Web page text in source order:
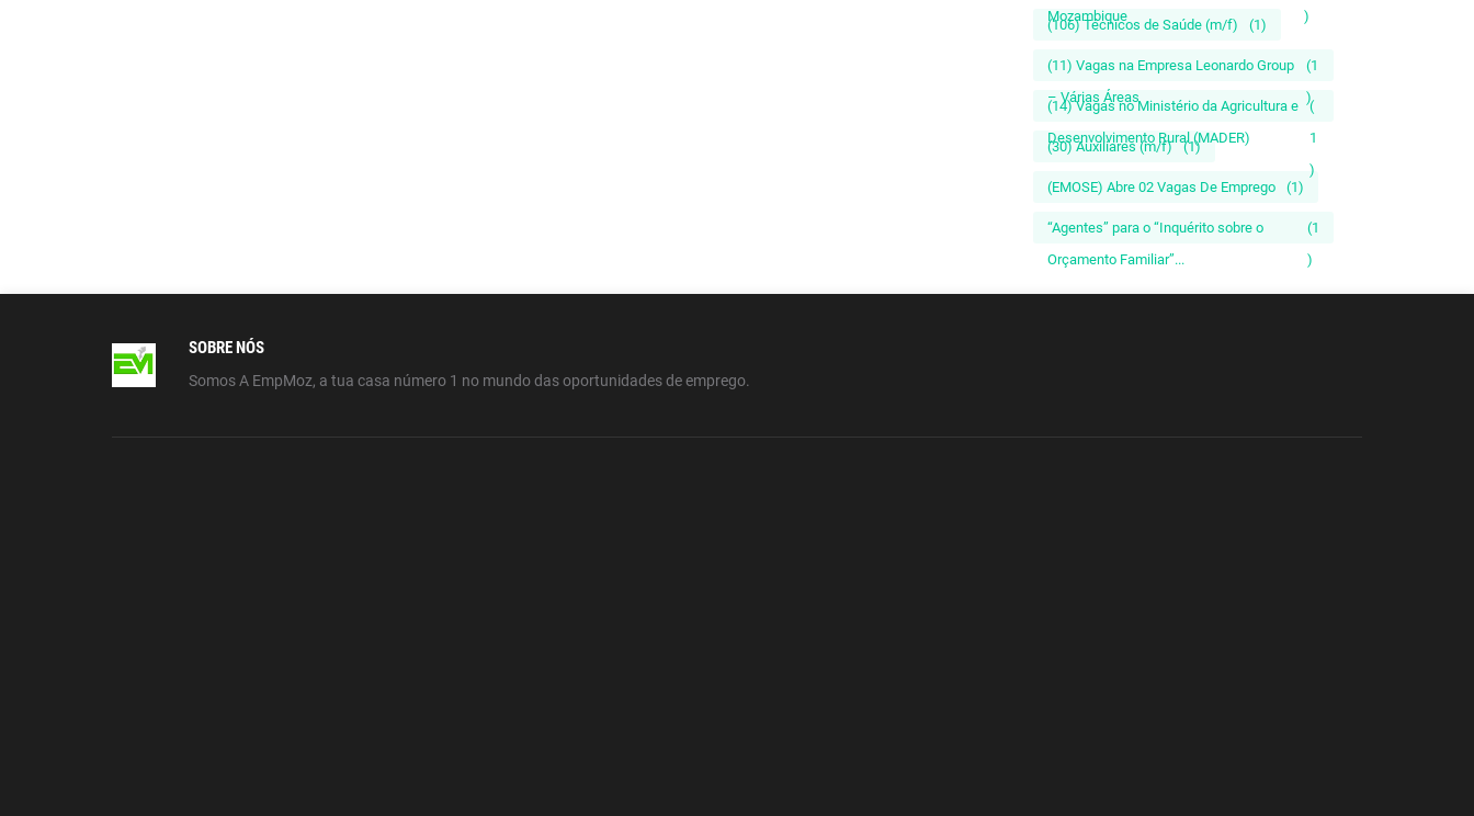
Mozambique
)
(106) Técnicos de Saúde (m/f) (1)
(11) Vagas na Empresa Leonardo Group
– Várias Áreas
(1
)
(14) Vagas no Ministério da Agricultura e
Desenvolvimento Rural (MADER)
(
1
)
(30) Auxiliares (m/f) (1)
(EMOSE) Abre 02 Vagas De Emprego (1)
“Agentes” para o “Inquérito sobre o
Orçamento Familiar”...
(1
)
SOBRE NÓS
Somos A EmpMoz, a tua casa número 1 no mundo das oportunidades de emprego.